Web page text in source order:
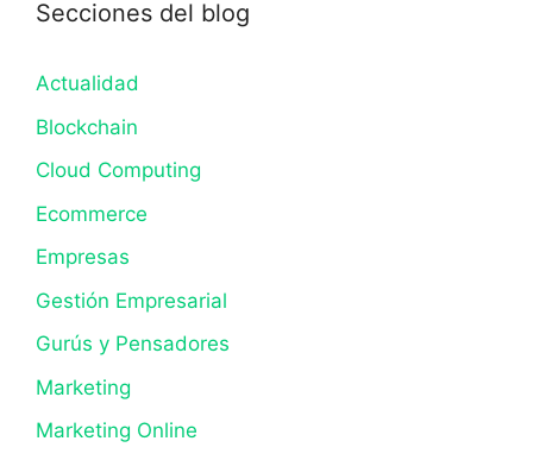
Secciones del blog
Actualidad
Blockchain
Cloud Computing
Ecommerce
Empresas
Gestión Empresarial
Gurús y Pensadores
Marketing
Marketing Online